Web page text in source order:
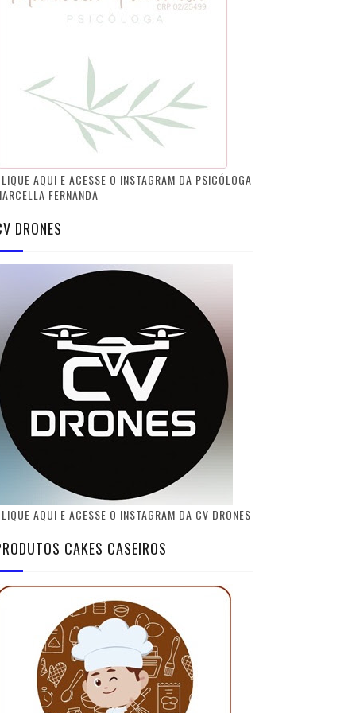
AQUI E ACESSE O INSTAGRAM DA PSICÓLOGA
FERNANDA
DRONES
AQUI E ACESSE O INSTAGRAM DA CV DRONES
CAKES CASEIROS